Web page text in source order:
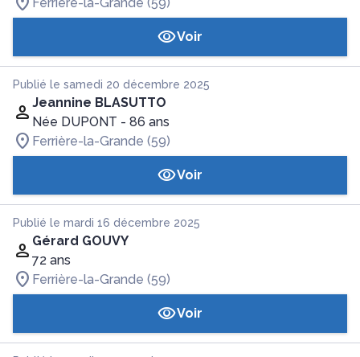
Voir
Publié le samedi 20 décembre 2025
Jeannine BLASUTTO
Née DUPONT - 86 ans
Ferrière-la-Grande (59)
Voir
Publié le mardi 16 décembre 2025
Gérard GOUVY
72 ans
Ferrière-la-Grande (59)
Voir